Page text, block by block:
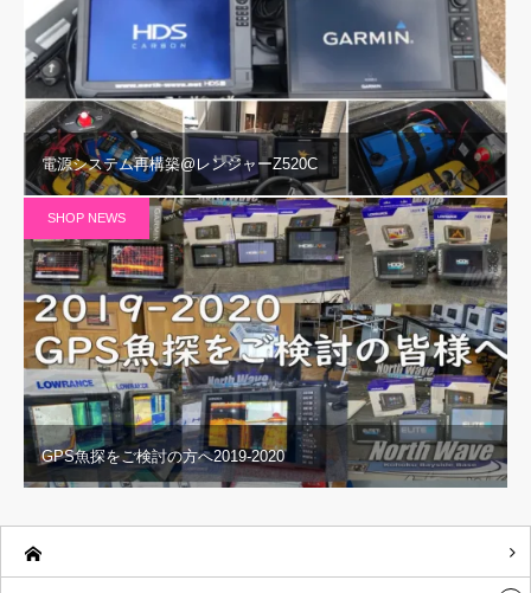
電源システム再構築@レンジャーZ520C
SHOP NEWS
GPS魚探をご検討の方へ2019-2020